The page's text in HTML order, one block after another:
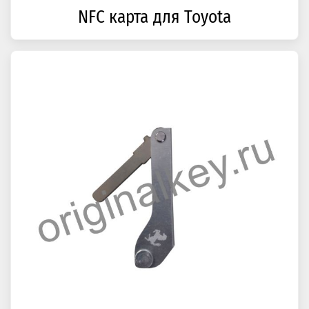
NFC карта для Toyota